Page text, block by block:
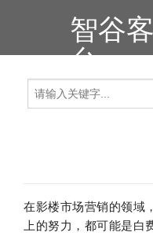
智谷
台
在影楼市场营销的领域
上的努力，都可能是白